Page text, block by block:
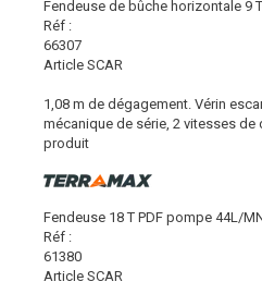
Fendeuse de bûche horizontale 9
Réf :
66307
Article SCAR
1,08 m de dégagement. Vérin
mécanique de série, 2 vitesses de
produit
Fendeuse 18 T PDF pompe 44L/
Réf :
61380
Article SCAR